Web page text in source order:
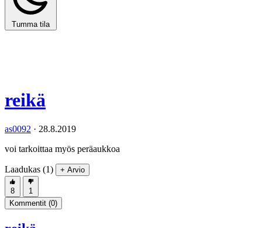
Tumma tila
reikä
as0092 · 28.8.2019
voi tarkoittaa myös peräaukkoa
Laadukas (1) + Arvio
8
1
Kommentit (0)